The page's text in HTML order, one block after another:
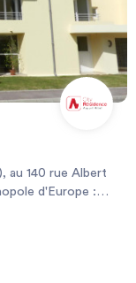
au 140 rue Albert
d'Europe :
propose des
avec cuisine